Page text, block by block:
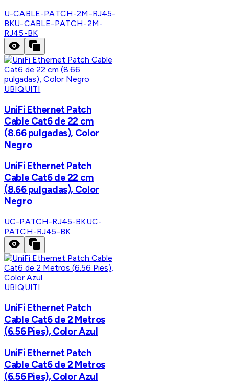
U-CABLE-PATCH-2M-RJ45-
BKU-CABLE-PATCH-2M-
RJ45-BK
UBIQUITI
UniFi Ethernet Patch
Cable Cat6 de 22 cm
(8.66 pulgadas), Color
Negro
UniFi Ethernet Patch
Cable Cat6 de 22 cm
(8.66 pulgadas), Color
Negro
UC-PATCH-RJ45-BKUC-
PATCH-RJ45-BK
UBIQUITI
UniFi Ethernet Patch
Cable Cat6 de 2 Metros
(6.56 Pies), Color Azul
UniFi Ethernet Patch
Cable Cat6 de 2 Metros
(6.56 Pies), Color Azul